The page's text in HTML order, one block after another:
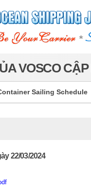
VOSCO
Sailing Schedule
22/03/2024